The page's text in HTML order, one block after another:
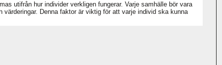
utifrån hur individer verkligen fungerar. Varje samhälle bör vara
Denna faktor är viktig för att varje individ ska kunna